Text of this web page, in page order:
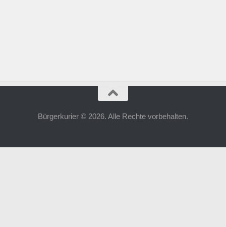
Bürgerkurier © 2026. Alle Rechte vorbehalten.